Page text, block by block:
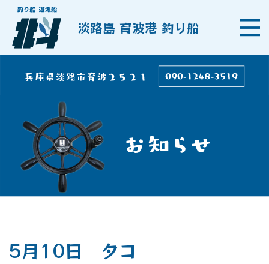
淡路島 育波港 釣り船
5月10日 タコ